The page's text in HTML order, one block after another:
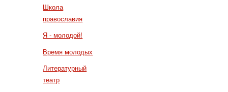
Школа
православия
Я - молодой!
Время молодых
Литературный
театр